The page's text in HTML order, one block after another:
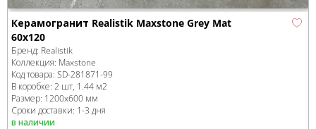
Керамогранит Realistik Maxstone Grey Mat
60x120
Бренд: Realistik
Коллекция: Maxstone
Код товара: SD-281871-99
В коробке: 2 шт, 1.44 м2
Размер: 1200x600 мм
Сроки доставки: 1-3 дня
в наличии